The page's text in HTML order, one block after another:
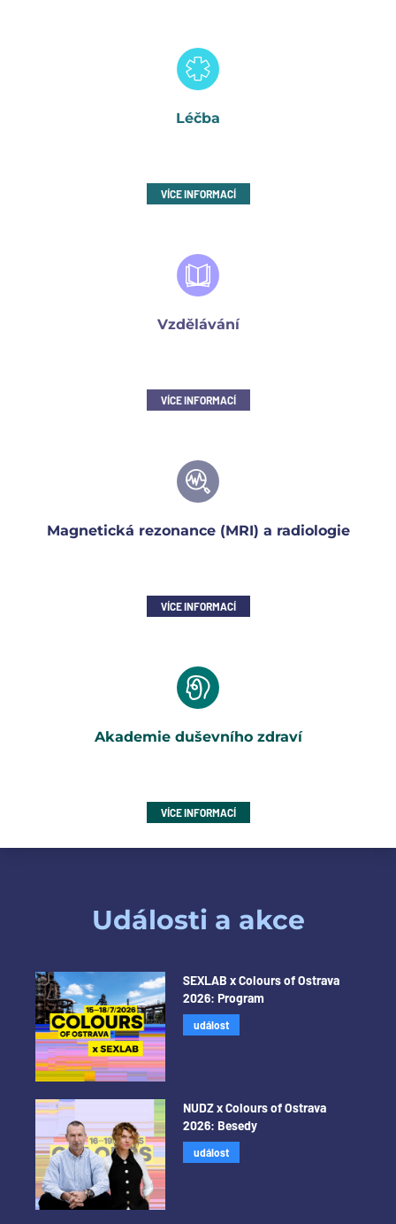
Léčba
VÍCE INFORMACÍ
Vzdělávání
VÍCE INFORMACÍ
Magnetická rezonance (MRI) a radiologie
VÍCE INFORMACÍ
Akademie duševního zdraví
VÍCE INFORMACÍ
Události a akce
SEXLAB x Colours of Ostrava
2026: Program
událost
NUDZ x Colours of Ostrava
2026: Besedy
událost